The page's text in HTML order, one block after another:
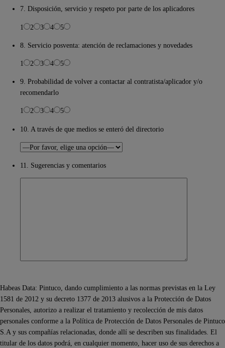
7. Disposición, servicio y respeto por parte de los aplicadores
1 2 3 4 5
8. Servicio posventa: atención de reclamaciones y novedades
1 2 3 4 5
9. Probabilidad de volver a contactar al contratista/aplicador y/o
recomendarlo
1 2 3 4 5
10. A través de que medios se enteró del directorio
11. Sugerencias y comentarios
Habeas Data: Pintuco, dando cumplimiento a las normas previstas en la Ley
1581 de 2012 y su decreto 1377 de 2013 alusivos a la Protección de Datos
Personales, autorizo a realizar el tratamiento y recolección de mis datos
personales conforme a la Política de Protección de Datos Personales de Pintuco
S.A y sus compañías relacionadas, donde allí se describen sus finalidades. El
titular de los datos podrá, en cualquier momento, hacer uso de sus derechos a